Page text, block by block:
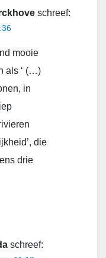
schreef:
mooie
als ‘ (…)
in
die
drie
schreef: